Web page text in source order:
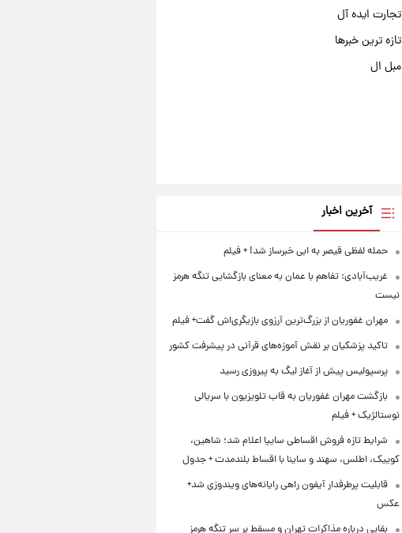
تجارت ایده آل
تازه ترین خبرها
مبل ال
آخرین اخبار
حمله لفظی قیصر به ابی خبرساز شد! + فیلم
غریب‌آبادی: تفاهم با عمان به معنای بازگشایی تنگه هرمز
نیست
مهران غفوریان از بزرگ‌ترین آرزوی بازیگری‌اش گفت+ فیلم
تاکید پزشکیان بر نقش آموزه‌های قرآنی در پیشرفت کشور
پرسپولیس پیش از آغاز لیگ به پیروزی رسید
بازگشت مهران غفوریان به قاب تلویزیون با سریالی
نوستالژیک + فیلم
شرایط تازه فروش اقساطی سایپا اعلام شد؛ شاهین،
کوییک، اطلس، سهند و ساینا با اقساط بلندمدت + جدول
قابلیت پرطرفدار آیفون راهی رایانه‌های ویندوزی شد+
عکس
بقایی درباره مذاکرات تهران و مسقط بر سر تنگه هرمز